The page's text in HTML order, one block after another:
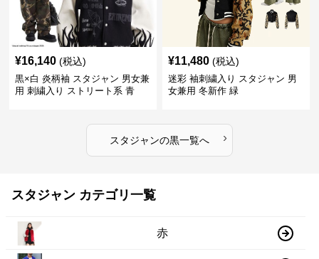
¥16,140 (税込)
黒×白 炎柄袖 スタジャン 男女兼
用 刺繍入り ストリート系 青
¥11,480 (税込)
迷彩 袖刺繍入り スタジャン 男
女兼用 冬新作 緑
スタジャンの黒一覧へ ›
スタジャン カテゴリ一覧
赤